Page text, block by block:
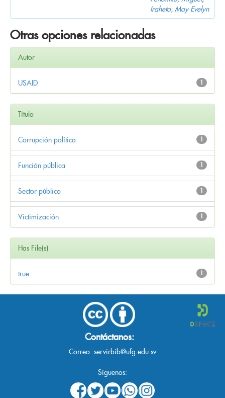
Iraheta, May Evelyn
Otras opciones relacionadas
Autor
1
USAID
Título
1
Corrupción política
1
Función pública
1
Sector público
1
Victimización
Has File(s)
1
true
Contáctanos:
Correo: servirbib@ufg.edu.sv
Síguenos: